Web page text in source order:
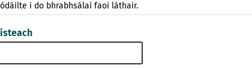
i do bhrabhsálaí faoi láthair.